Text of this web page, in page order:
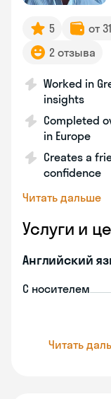
5 от
2 отзыва
Worked in
insights
Completed
in Europe
Creates a
confidence
Читать дальше
Услуги и
Английский
С носителем
Читать